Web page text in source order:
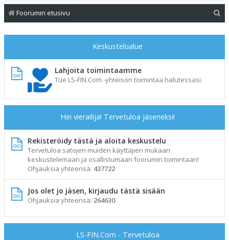
Foorumin etusivu
Keskustelualue
Lahjoita toimintaamme
Tue LS-FIN.Com -yhteisön toimintaa halutessasi.
Hei vierailija! Tervetuloa jäseneksi!
Rekisteröidy tästä ja aloita keskustelu
Tervetuloa satojen muiden käyttäjien mukaan
keskustelemaan ja osallistumaan foorumin toimintaan!
Ohjauksia yhteensä: 437722
Jos olet jo jäsen, kirjaudu tästä sisään
Ohjauksia yhteensä: 264630
LS-FIN.Com - Tervetuloa